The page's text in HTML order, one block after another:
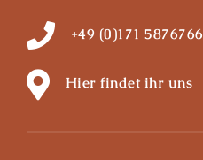
+49 (0)171 5876766
Hier findet ihr uns